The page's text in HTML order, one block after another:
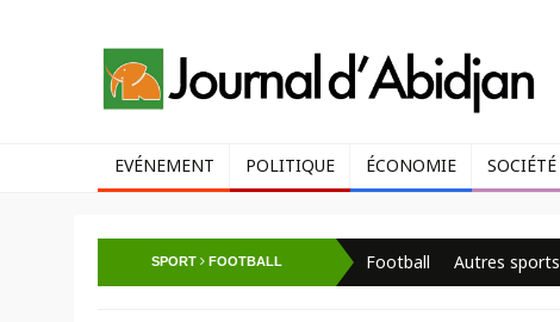
EVÉNEMENT POLITIQUE ÉCONOMIE SOCIÉTÉ
SPORT FOOTBALL Football Autres sports